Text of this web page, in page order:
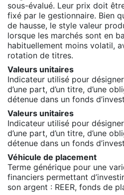
sous-évalué. Leur prix doit
fixé par le gestionnaire. Bien
de hausse, le style valeur
lorsque les marchés sont en
habituellement moins volatil,
rotation de titres.
Valeurs unitaires
Indicateur utilisé pour
d’une part, d’un titre, d’une
détenue dans un fonds
Valeurs unitaires
Indicateur utilisé pour
d’une part, d’un titre, d’une
détenue dans un fonds
Véhicule de placement
Terme générique pour une
financiers permettant
son argent : REER, fonds de